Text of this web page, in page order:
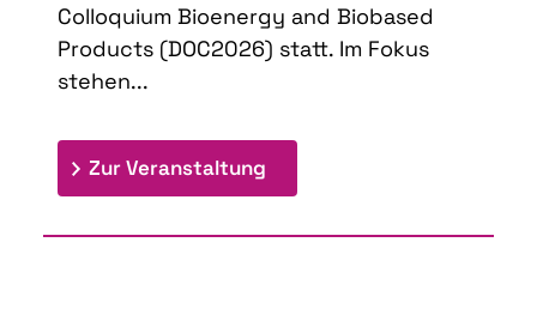
Colloquium Bioenergy and Biobased
Products (DOC2026) statt. Im Fokus
stehen...
Zur Veranstaltung